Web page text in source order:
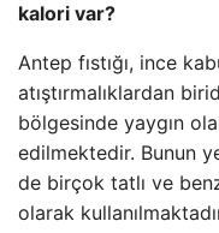
kalori var?
Antep fıstığı, ince
atıştırmalıklardan
bölgesinde yaygın
edilmektedir. Bunun
de birçok tatlı ve
olarak